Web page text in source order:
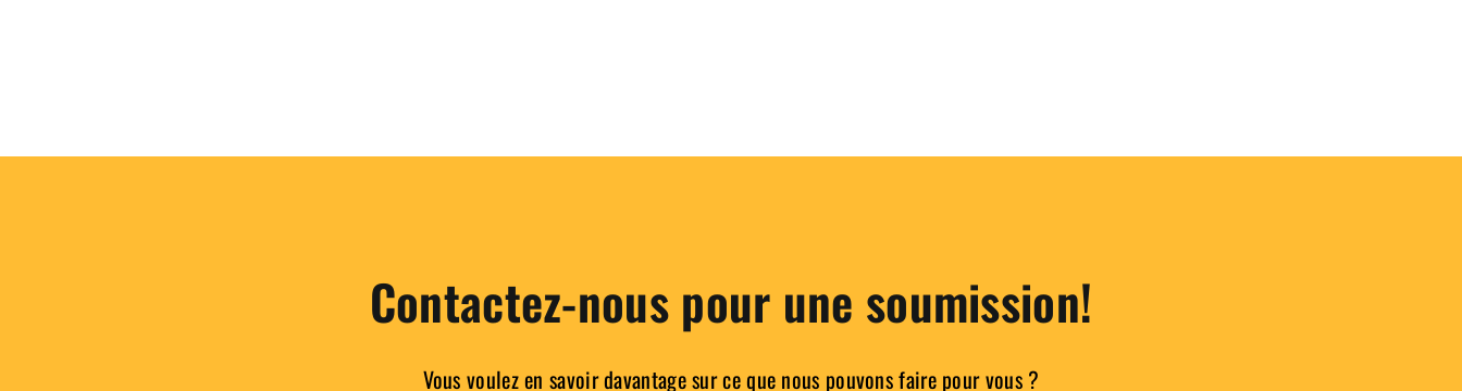
Contactez-nous pour une soumission!
Vous voulez en savoir davantage sur ce que nous pouvons faire pour vous ?